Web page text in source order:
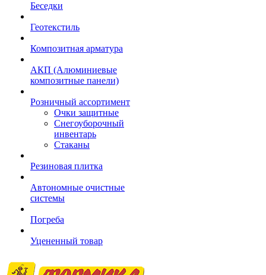
Беседки
Геотекстиль
Композитная арматура
АКП (Алюминиевые
композитные панели)
Розничный ассортимент
Очки защитные
Снегоуборочный
инвентарь
Стаканы
Резиновая плитка
Автономные очистные
системы
Погреба
Уцененный товар